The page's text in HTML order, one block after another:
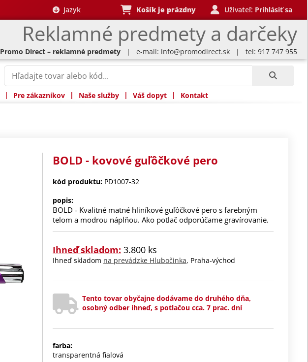
Reklamné predmety a darčeky
Jazyk Košík je prázdny Uživateľ: Prihlásiť sa
Promo Direct – reklamné predmety | e-mail: info@promodirect.sk | tel: 917 747 955
| Pre zákazníkov | Naše služby | Váš dopyt | Kontakt
BOLD - kovové guľôčkové pero
kód produktu: PD1007-32
popis:
BOLD - Kvalitné matné hliníkové guľôčkové pero s farebným
telom a modrou náplňou. Ako potlač odporúčame gravírovanie.
Ihneď skladom: 3.800 ks
Ihneď skladom na prevádzke Hlubočinka, Praha-východ
Tento tovar obyčajne dodávame do druhého dňa,
osobný odber ihneď, s potlačou cca. 7 prac. dní
farba:
transparentná fialová